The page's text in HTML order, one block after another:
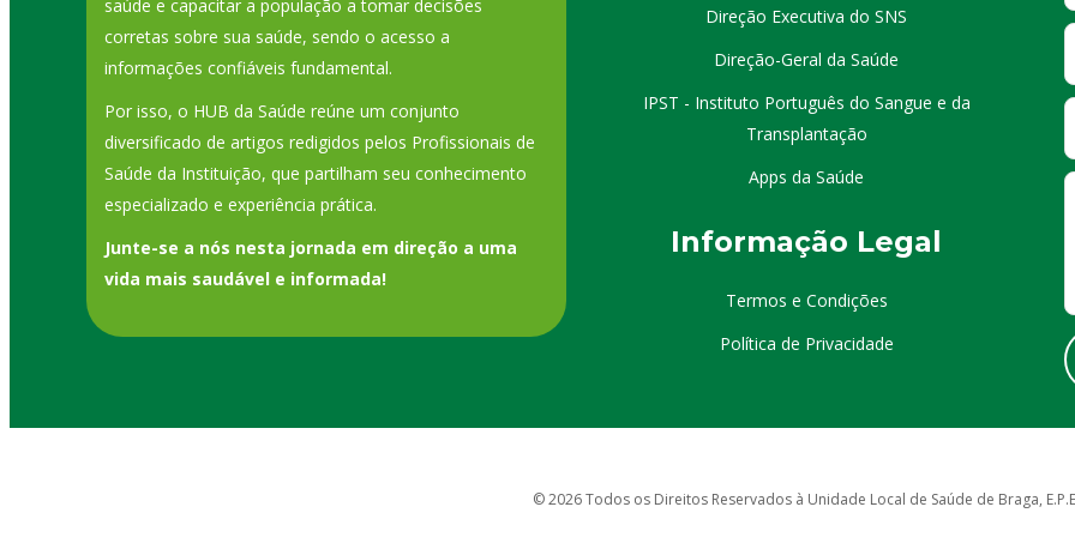
saúde e capacitar a população a tomar decisões
corretas sobre sua saúde, sendo o acesso a
informações confiáveis fundamental.
Por isso, o HUB da Saúde reúne um conjunto
diversificado de artigos redigidos pelos Profissionais de
Saúde da Instituição, que partilham seu conhecimento
especializado e experiência prática.
Junte-se a nós nesta jornada em direção a uma
vida mais saudável e informada!
Direção Executiva do SNS
Direção-Geral da Saúde
IPST - Instituto Português do Sangue e da
Transplantação
Apps da Saúde
Informação Legal
Termos e Condições
Política de Privacidade
© 2026 Todos os Direitos Reservados à Unidade Local de Saúde de Braga,